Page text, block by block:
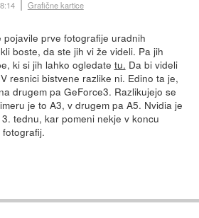
Grafične kartice
prve fotografije uradnih
boste, da ste jih vi že videli. Pa jih
ki si jih lahko ogledate tu. Da bi videli
V resnici bistvene razlike ni. Edino ta je,
drugem pa GeForce3. Razlikujejo se
je to A3, v drugem pa A5. Nvidia je
tednu, kar pomeni nekje v koncu